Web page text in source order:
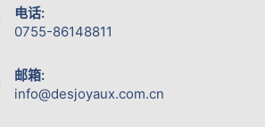
电话:
0755-86148811
邮箱:
info@desjoyaux.com.cn